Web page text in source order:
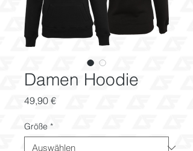
Damen Hoodie
49,90 €Preis
Größe *